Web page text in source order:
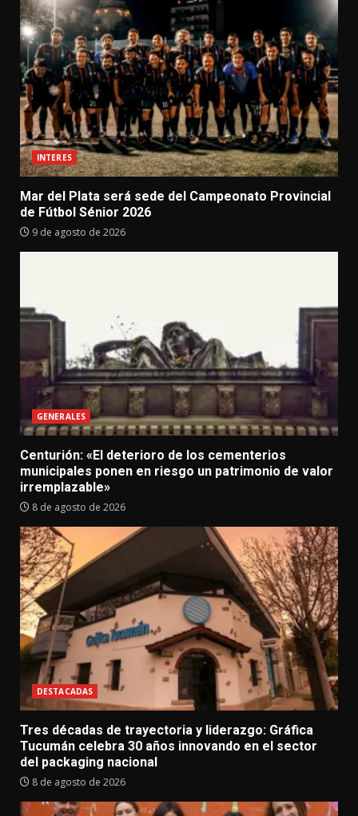
INTERES
Mar del Plata será sede del Campeonato Provincial
de Fútbol Sénior 2026
9 de agosto de 2026
GENERALES
Centurión: «El deterioro de los cementerios
municipales ponen en riesgo un patrimonio de valor
irremplazable»
8 de agosto de 2026
DESTACADAS
Tres décadas de trayectoria y liderazgo: Gráfica
Tucumán celebra 30 años innovando en el sector
del packaging nacional
8 de agosto de 2026